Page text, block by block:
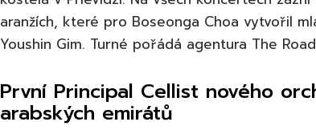
aranžích, které pro Boseonga Choa vytvořil
Youshin Gim. Turné pořádá agentura The
První Principal Cellist nového
arabských emirátů